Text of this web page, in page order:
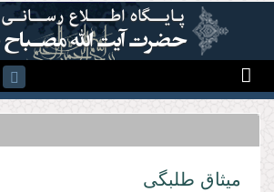
رفتن به محتوای اصلی
میثاق طلبگی